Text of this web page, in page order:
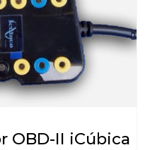
OBD-II iCúbica